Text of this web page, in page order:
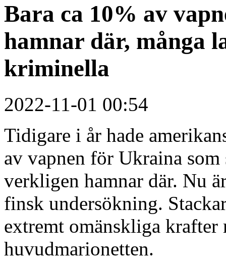
Bara ca 10% av
hamnar där, många
kriminella
2022-11-01 00:54
Tidigare i år hade
av vapnen för Ukraina som
verkligen hamnar där. Nu
finsk undersökning.
extremt omänskliga
huvudmarionetten.